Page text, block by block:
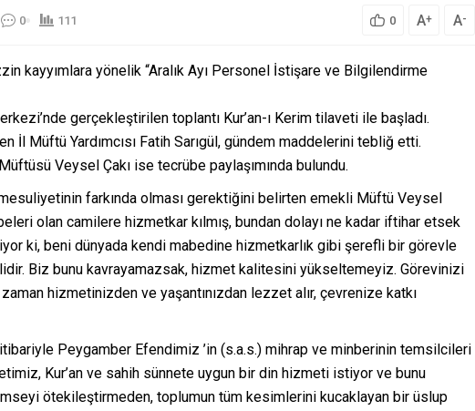
0 111 0 A+ A-
kayyımlara yönelik “Aralık Ayı Personel İstişare ve Bilgilendirme
gerçekleştirilen toplantı Kur’an-ı Kerim tilaveti ile başladı.
İl Müftü Yardımcısı Fatih Sarıgül, gündem maddelerini tebliğ etti.
Veysel Çakı ise tecrübe paylaşımında bulundu.
farkında olması gerektiğini belirten emekli Müftü Veysel
olan camilere hizmetkar kılmış, bundan dolayı ne kadar iftihar etsek
ki, beni dünyada kendi mabedine hizmetkarlık gibi şerefli bir görevle
Biz bunu kavrayamazsak, hizmet kalitesini yükseltemeyiz. Görevinizi
hizmetinizden ve yaşantınızdan lezzet alır, çevrenize katkı
Peygamber Efendimiz ’in (s.a.s.) mihrap ve minberinin temsilcileri
Kur’an ve sahih sünnete uygun bir din hizmeti istiyor ve bunu
ötekileştirmeden, toplumun tüm kesimlerini kucaklayan bir üslup